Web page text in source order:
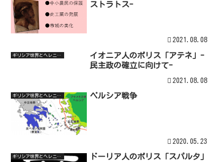
ストラトス-
2021.08.08
ギリシア世界とヘレニズム世界
イオニア人のポリス「アテネ」-
民主政の確立に向けて-
2021.08.08
ギリシア世界とヘレニズム世界 ペルシア戦争
2020.05.23
ギリシア世界とヘレニズム世界
ドーリア人のポリス「スパルタ」